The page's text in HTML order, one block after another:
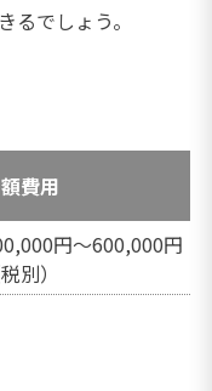
るでしょう。
費用
円〜600,000円
税別）